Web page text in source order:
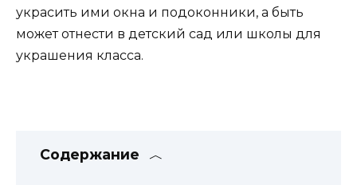
украсить ими окна и подоконники, а быть
может отнести в детский сад или школы для
украшения класса.
Содержание